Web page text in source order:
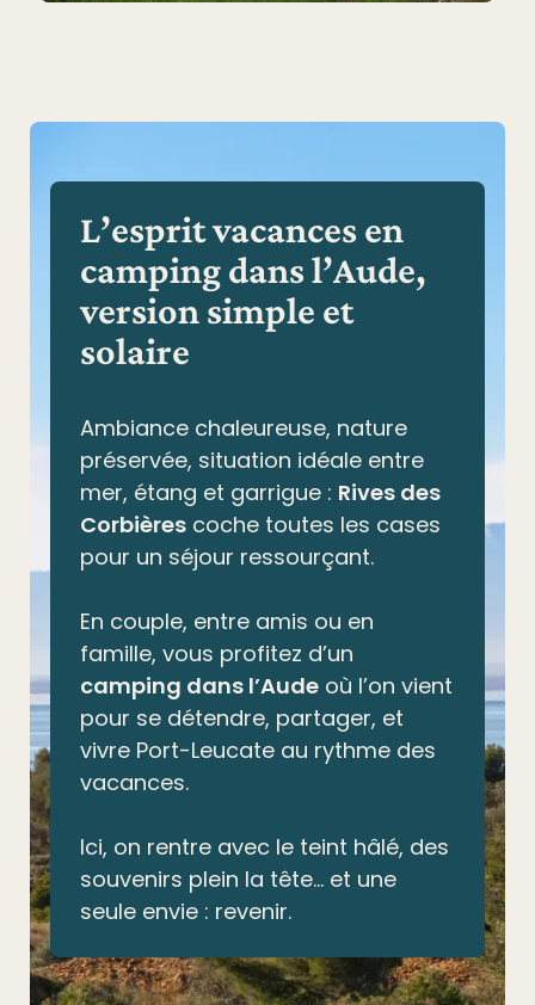
L’esprit vacances en
camping dans l’Aude,
version simple et
solaire
Ambiance chaleureuse, nature
préservée, situation idéale entre
mer, étang et garrigue : Rives des
Corbièrescoche toutes les cases
pour un séjour ressourçant.
En couple, entre amis ou en
famille, vous profitez d’un
camping dans l’Audeoù l’on vient
pour se détendre, partager, et
vivre Port-Leucate au rythme des
vacances.
Ici, on rentre avec le teint hâlé, des
souvenirs plein la tête… et une
seule envie : revenir.